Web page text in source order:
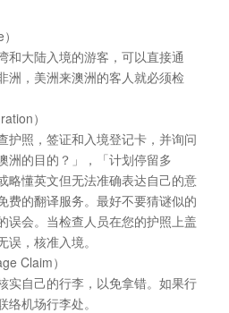
和大陆入境的游客，可以直接通
洲，美洲来澳洲的客人就必须检
）
护照，签证和入境登记卡，并询问
洲的目的？」，「计划停留多
略懂英文但无法准确表达自己的意
费的翻译服务。最好不要猜谜似的
误会。当检查人员在您的护照上盖
，核准入境。
Claim）
实自己的行李，以免拿错。如果行
机场行李处。